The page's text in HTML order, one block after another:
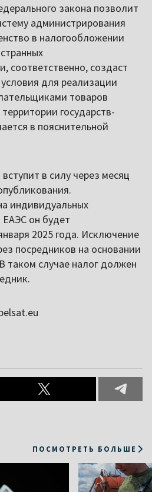
закона позволит
администрирования
в налогообложении
соответственно, создаст
для реализации
товаров
государств-
в пояснительной
в силу через месяц
индивидуальных
он будет
2025 года. Исключение
посредников на основании
таком случае налог должен
ПОСМОТРЕТЬ БОЛЬШЕ